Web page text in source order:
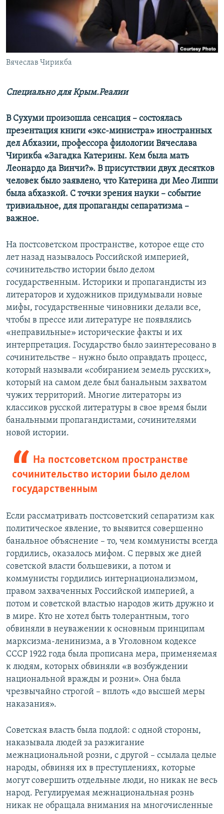
ПОБЕДИТЕЛЕЙ НЕ СУДЯТ?
КРЫМ.НЕПОКОРЕННЫЙ
УКРАИНСКАЯ ПРОБЛЕМА КРЫМА
ПРИСОЕДИНЯЙТЕСЬ!
Вячеслав Чирикба
Специально для Крым.Реалии
В Сухуми произошла сенсация – состоялась
презентация книги «экс-министра» иностранных
дел Абхазии, профессора филологии Вячеслава
Чирикба «Загадка Катерины. Кем была мать
Леонардо да Винчи?». В присутствии двух десятков
человек было заявлено, что Катерина ди Мео Липпи
была абхазкой. С точки зрения науки – событие
тривиальное, для пропаганды сепаратизма –
важное.
На постсоветском пространстве, которое еще сто
лет назад называлось Российской империей,
сочинительство истории было делом
государственным. Историки и пропагандисты из
литераторов и художников придумывали новые
мифы, государственные чиновники делали все,
чтобы в прессе или литературе не появлялись
«неправильные» исторические факты и их
интерпретация. Государство было заинтересовано в
сочинительстве – нужно было оправдать процесс,
который называли «собиранием земель русских»,
который на самом деле был банальным захватом
чужих территорий. Многие литераторы из
классиков русской литературы в свое время были
банальными пропагандистами, сочинителями
новой истории.
На постсоветском пространстве
сочинительство истории было делом
государственным
Если рассматривать постсоветский сепаратизм как
политическое явление, то выявится совершенно
банальное объяснение – то, чем коммунисты всегда
гордились, оказалось мифом. С первых же дней
советской власти большевики, а потом и
коммунисты гордились интернационализмом,
правом захваченных Российской империей, а
потом и советской властью народов жить дружно и
в мире. Кто не хотел быть толерантным, того
обвиняли в неуважении к основным принципам
марксизма-ленинизма, а в Уголовном кодексе
СССР 1922 года была прописана мера, применяемая
к людям, которых обвиняли «в возбуждении
национальной вражды и розни». Она была
чрезвычайно строгой – вплоть «до высшей меры
наказания».
Советская власть была подлой: с одной стороны,
наказывала людей за разжигание
межнациональной розни, с другой – ссылала целые
народы, обвиняя их в преступлениях, которые
могут совершить отдельные люди, но никак не весь
народ. Регулируемая межнациональная рознь
никак не обращала внимания на многочисленные